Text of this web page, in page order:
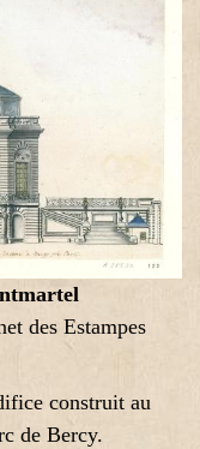
des Estampes
construit au
de Bercy.